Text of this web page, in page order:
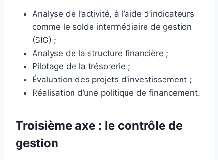
Analyse de l’activité, à l’aide d’indicateurs
comme le solde intermédiaire de gestion
(SIG) ;
Analyse de la structure financière ;
Pilotage de la trésorerie ;
Évaluation des projets d’investissement ;
Réalisation d’une politique de financement.
Troisième axe : le contrôle de
gestion